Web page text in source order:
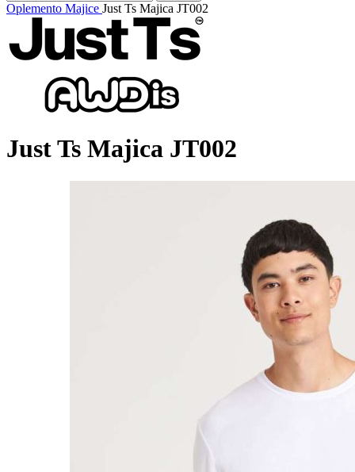
Oplemento Majice Just Ts Majica JT002
Just Ts Majica JT002